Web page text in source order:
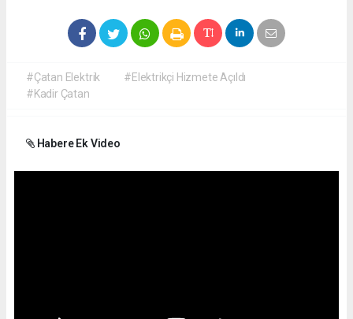
#Çatan Elektrik
#Elektrikçi Hizmete Açıldı
#Kadir Çatan
Habere Ek Video